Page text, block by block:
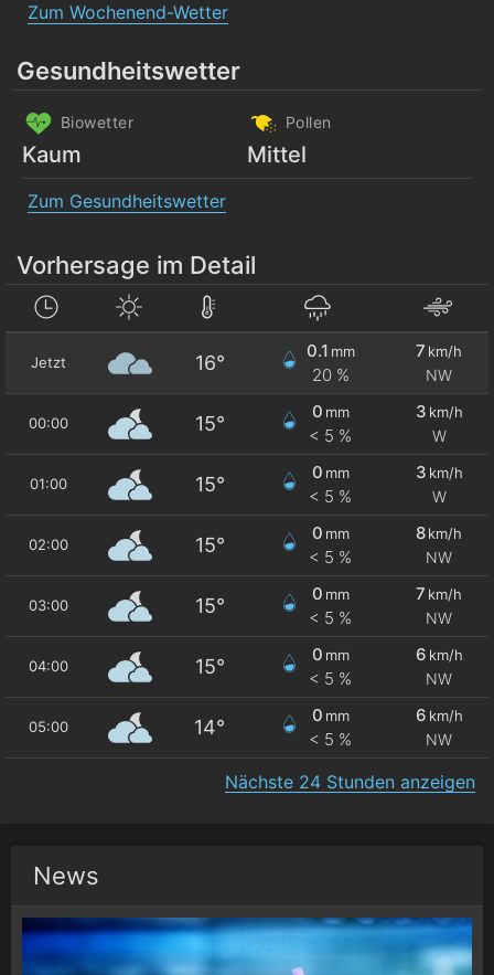
Zum Wochenend-Wetter
Gesundheitswetter
Biowetter
Kaum
Pollen
Mittel
Zum Gesundheitswetter
Vorhersage im Detail
Jetzt 16°
0.1 mm
20 %
7 km/h
NW
00:00 15°
0 mm
< 5 %
3 km/h
W
01:00 15°
0 mm
< 5 %
3 km/h
W
02:00 15°
0 mm
< 5 %
8km/h
NW
03:00 15°
0 mm
< 5 %
7 km/h
NW
04:00 15°
0 mm
< 5 %
6 km/h
NW
05:00 14°
0 mm
< 5 %
6 km/h
NW
Nächste 24 Stunden anzeigen
News